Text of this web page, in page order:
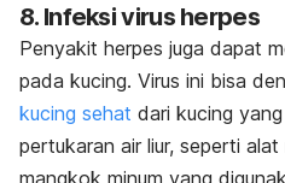
8. Infeksi virus herpes
Penyakit herpes juga dapat
pada kucing. Virus ini bisa
kucing sehat dari kucing
pertukaran air liur, seperti
mangkok minum yang